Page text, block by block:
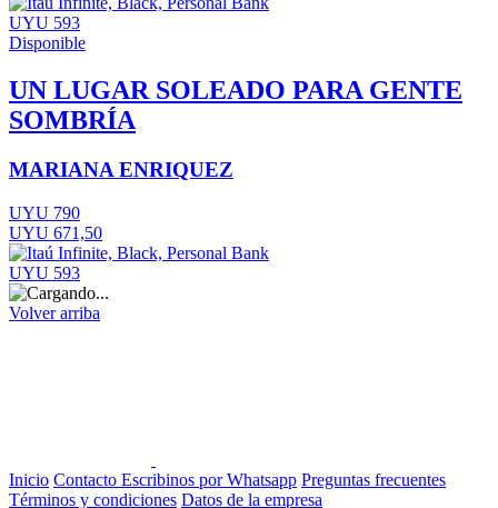
UYU 593
Disponible
UN LUGAR SOLEADO PARA GENTE
SOMBRÍA
MARIANA ENRIQUEZ
UYU 790
UYU 671,50
UYU 593
Volver arriba
Inicio Contacto Escribinos por Whatsapp Preguntas frecuentes
Términos y condiciones Datos de la empresa